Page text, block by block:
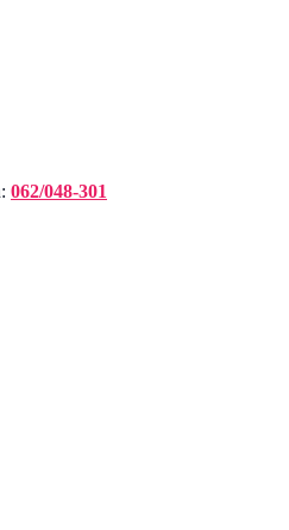
062/048-301